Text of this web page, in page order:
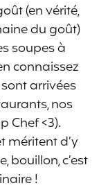
(en vérité,
du goût)
soupes à
connaissez
arrivées
nos
Chef <3).
méritent d’y
bouillon, c’est
!